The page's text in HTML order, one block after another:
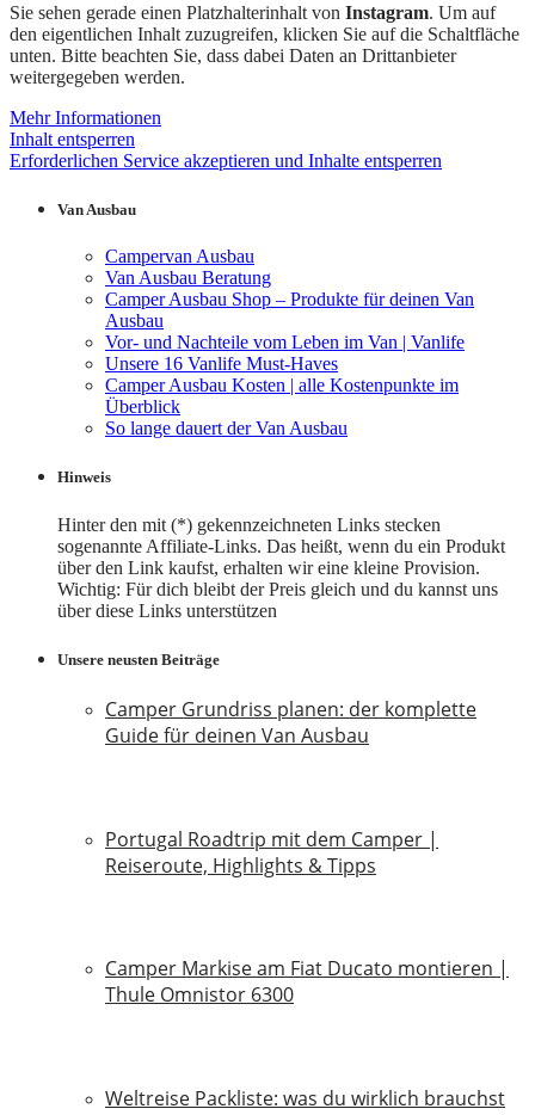
Sie sehen gerade einen Platzhalterinhalt von Instagram. Um auf
den eigentlichen Inhalt zuzugreifen, klicken Sie auf die Schaltfläche
unten. Bitte beachten Sie, dass dabei Daten an Drittanbieter
weitergegeben werden.
Mehr Informationen
Inhalt entsperren
Erforderlichen Service akzeptieren und Inhalte entsperren
Van Ausbau
Campervan Ausbau
Van Ausbau Beratung
Camper Ausbau Shop – Produkte für deinen Van
Ausbau
Vor- und Nachteile vom Leben im Van | Vanlife
Unsere 16 Vanlife Must-Haves
Camper Ausbau Kosten | alle Kostenpunkte im
Überblick
So lange dauert der Van Ausbau
Hinweis
Hinter den mit (*) gekennzeichneten Links stecken
sogenannte Affiliate-Links. Das heißt, wenn du ein Produkt
über den Link kaufst, erhalten wir eine kleine Provision.
Wichtig: Für dich bleibt der Preis gleich und du kannst uns
über diese Links unterstützen
Unsere neusten Beiträge
Camper Grundriss planen: der komplette
Guide für deinen Van Ausbau
Portugal Roadtrip mit dem Camper |
Reiseroute, Highlights & Tipps
Camper Markise am Fiat Ducato montieren |
Thule Omnistor 6300
Weltreise Packliste: was du wirklich brauchst